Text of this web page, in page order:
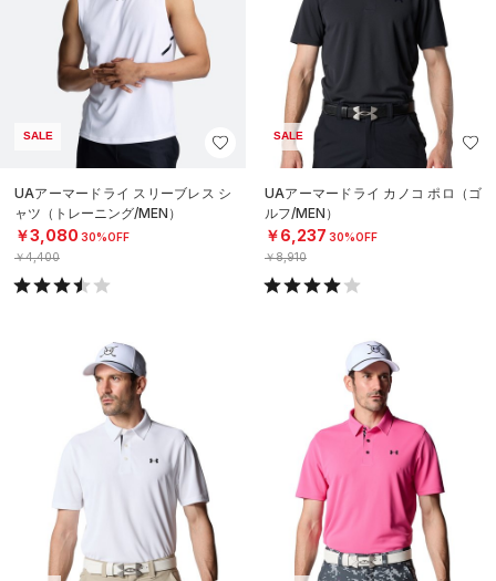
SALE
UAアーマードライ スリーブレス シ
ャツ（トレーニング/MEN）
￥3,080 30%OFF
￥4,400
SALE
UAアーマードライ カノコ ポロ（ゴ
ルフ/MEN）
￥6,237 30%OFF
￥8,910